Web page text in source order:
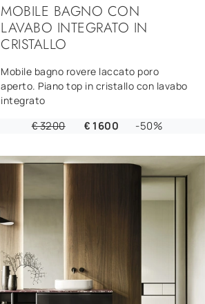
MOBILE BAGNO CON
LAVABO INTEGRATO IN
CRISTALLO
Mobile bagno rovere laccato poro
aperto. Piano top in cristallo con lavabo
integrato
€ 3200 € 1600 -50%